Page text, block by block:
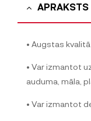
APRAKSTS
• Augstas
• Var izmantot
auduma, māla,
• Var izmantot